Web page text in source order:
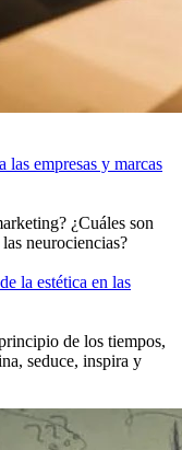
empresas y marcas
¿Cuáles son
neurociencias?
la estética en las
de los tiempos,
seduce, inspira y